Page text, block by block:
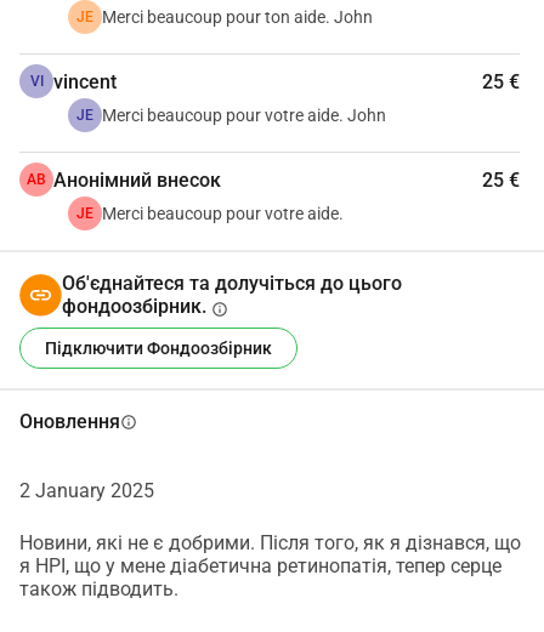
Цей насос став би великим досягненням для мене,
максимально автоматизувавши процес.
.
JE Merci beaucoup pour ton aide. John
VI vincent 25 €
JE Merci beaucoup pour votre aide. John
АВ Анонімний внесок 25 €
JE Merci beaucoup pour votre aide.
Об'єднайтеся та долучіться до цього
фондоозбірник. info
Підключити Фондоозбірник
Оновленняinfo
2 January 2025
Новини, які не є добрими. Після того, як я дізнався, що
я HPI, що у мене діабетична ретинопатія, тепер серце
також підводить.